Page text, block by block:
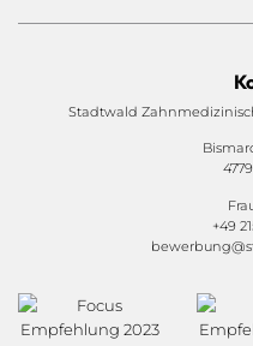
Stadtwald
+49